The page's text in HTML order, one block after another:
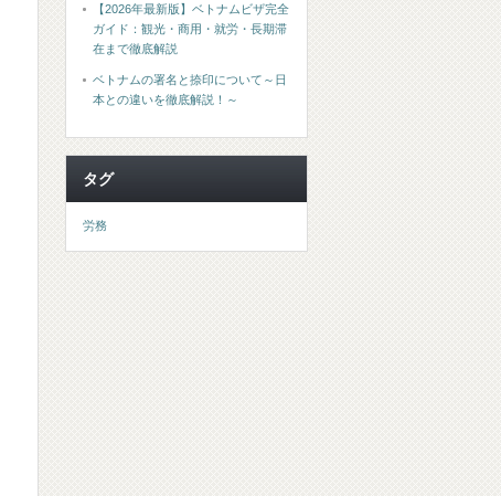
【2026年最新版】ベトナムビザ完全
ガイド：観光・商用・就労・長期滞
在まで徹底解説
ベトナムの署名と捺印について～日
本との違いを徹底解説！～
タグ
労務